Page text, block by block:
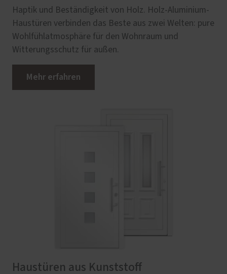
Haptik und Beständigkeit von Holz. Holz-Aluminium-
Haustüren verbinden das Beste aus zwei Welten: pure
Wohlfühlatmosphäre für den Wohnraum und
Witterungsschutz für außen.
Mehr erfahren
Haustüren aus Kunststoff